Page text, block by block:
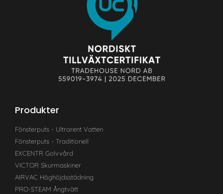
Produkter
Fönsterputs - Ultrarent Vatten
Fönsterputs - Traditionell
EXCENTR Golvvård
VICTOR Skurmaskiner
AIRVAC Höghöjdsstädning
PRO-STEAM Ångtvätt